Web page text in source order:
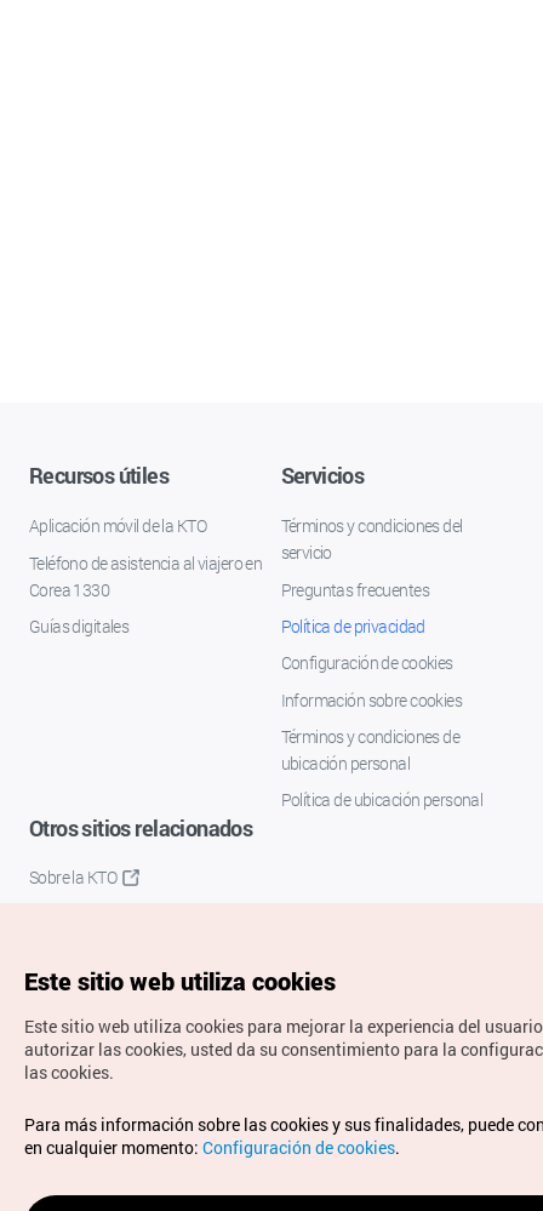
Recursos útiles
Aplicación móvil de la KTO
Teléfono de asistencia al viajero en
Corea 1330
Guías digitales
Servicios
Términos y condiciones del
servicio
Preguntas frecuentes
Política de privacidad
Configuración de cookies
Información sobre cookies
Términos y condiciones de
ubicación personal
Política de ubicación personal
Otros sitios relacionados
Sobre la KTO
Copyrights © Organización de Turismo de Corea. Todos los
derechos reservados.
Para informes de errores y cuestiones relacionadas con el
sitio web, dirija sus consultas al correoelectrónico oficial:
Este sitio web utiliza cookies
Este sitio web utiliza cookies para mejorar la experiencia del
autorizar las cookies, usted da su consentimiento para la
las cookies.
Para más información sobre las cookies y sus finalidades, puede
en cualquier momento: Configuración de cookies.